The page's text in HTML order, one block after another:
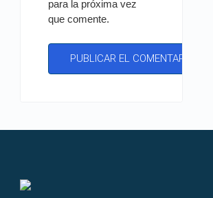
para la próxima vez
que comente.